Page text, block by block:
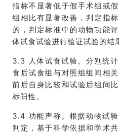
指标不显著低于假手术组或
组相比有显著改善，判定指
的，判定标准中的动物功能
体试食试验进行验证试验的结
3.3 人体试食试验。分别统
食后试食组与对照组组间相
前后自身比较和试验后组间
标阳性。
3.4 功能声称。根据动物试
判定，基于科学依据和学术